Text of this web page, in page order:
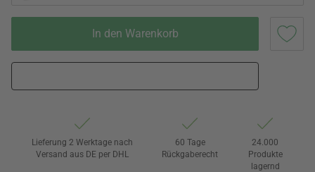
In den Warenkorb
Lieferung 2 Werktage nach
Versand aus DE per DHL
60 Tage
Rückgaberecht
24.000
Produkte
lagernd